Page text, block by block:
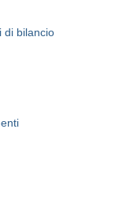
di bilancio